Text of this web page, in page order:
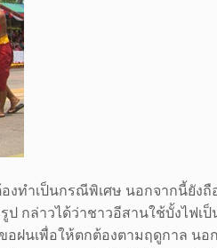
งทำเป็นกรณีพิเศษ นอกจากนี้ยัง
กล่าวได้ว่าชาวอีสานใช้บั้งไฟเป็
ฝนเพื่อให้ตกต้องตามฤดูกาล น